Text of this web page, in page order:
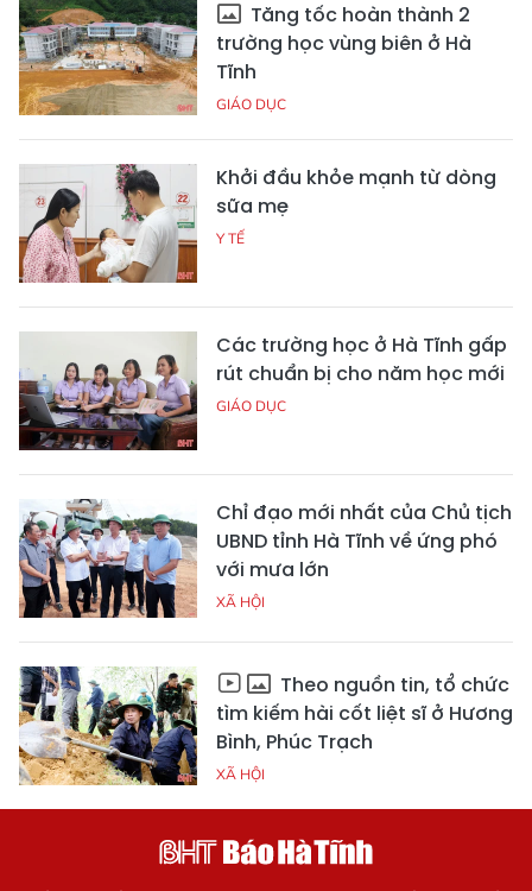
Tăng tốc hoàn thành 2
trường học vùng biên ở Hà
Tĩnh
GIÁO DỤC
Khởi đầu khỏe mạnh từ dòng
sữa mẹ
Y TẾ
Các trường học ở Hà Tĩnh gấp
rút chuẩn bị cho năm học mới
GIÁO DỤC
Chỉ đạo mới nhất của Chủ tịch
UBND tỉnh Hà Tĩnh về ứng phó
với mưa lớn
XÃ HỘI
Theo nguồn tin, tổ chức
tìm kiếm hài cốt liệt sĩ ở Hương
Bình, Phúc Trạch
XÃ HỘI